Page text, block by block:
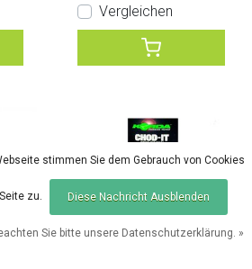
Vergleichen
stimmen Sie dem Gebrauch von Cookies
zu. Diese Nachricht Ausblenden
Sie bitte unsere Datenschutzerklärung. »